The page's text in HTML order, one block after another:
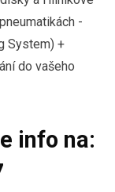
-
System) +
do vašeho
info na: